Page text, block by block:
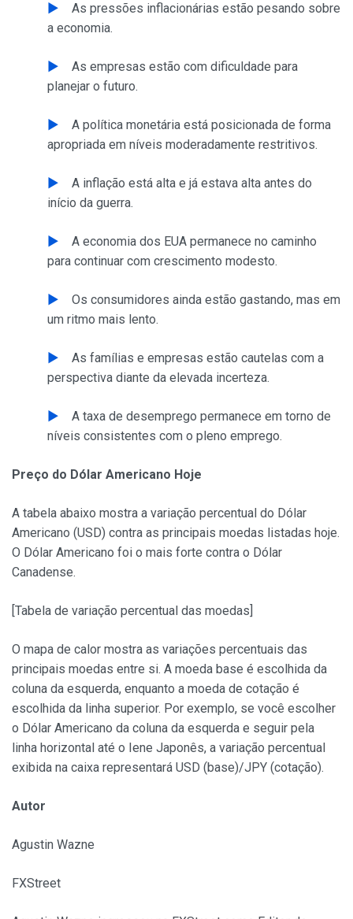
As pressões inflacionárias estão pesando sobre
a economia.
As empresas estão com dificuldade para
planejar o futuro.
A política monetária está posicionada de forma
apropriada em níveis moderadamente restritivos.
A inflação está alta e já estava alta antes do
início da guerra.
A economia dos EUA permanece no caminho
para continuar com crescimento modesto.
Os consumidores ainda estão gastando, mas em
um ritmo mais lento.
As famílias e empresas estão cautelas com a
perspectiva diante da elevada incerteza.
A taxa de desemprego permanece em torno de
níveis consistentes com o pleno emprego.
Preço do Dólar Americano Hoje
A tabela abaixo mostra a variação percentual do Dólar
Americano (USD) contra as principais moedas listadas hoje.
O Dólar Americano foi o mais forte contra o Dólar
Canadense.
[Tabela de variação percentual das moedas]
O mapa de calor mostra as variações percentuais das
principais moedas entre si. A moeda base é escolhida da
coluna da esquerda, enquanto a moeda de cotação é
escolhida da linha superior. Por exemplo, se você escolher
o Dólar Americano da coluna da esquerda e seguir pela
linha horizontal até o Iene Japonês, a variação percentual
exibida na caixa representará USD (base)/JPY (cotação).
Autor
Agustin Wazne
FXStreet